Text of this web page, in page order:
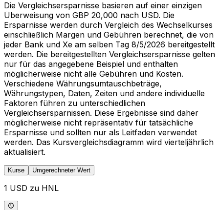
Die Vergleichsersparnisse basieren auf einer einzigen
Überweisung von GBP 20,000 nach USD. Die
Ersparnisse werden durch Vergleich des Wechselkurses
einschließlich Margen und Gebühren berechnet, die von
jeder Bank und Xe am selben Tag 8/5/2026 bereitgestellt
werden. Die bereitgestellten Vergleichsersparnisse gelten
nur für das angegebene Beispiel und enthalten
möglicherweise nicht alle Gebühren und Kosten.
Verschiedene Währungsumtauschbeträge,
Währungstypen, Daten, Zeiten und andere individuelle
Faktoren führen zu unterschiedlichen
Vergleichsersparnissen. Diese Ergebnisse sind daher
möglicherweise nicht repräsentativ für tatsächliche
Ersparnisse und sollten nur als Leitfaden verwendet
werden. Das Kursvergleichsdiagramm wird vierteljährlich
aktualisiert.
Kurse Umgerechneter Wert
1 USD zu HNL